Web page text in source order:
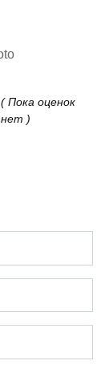
( Пока оценок
нет )